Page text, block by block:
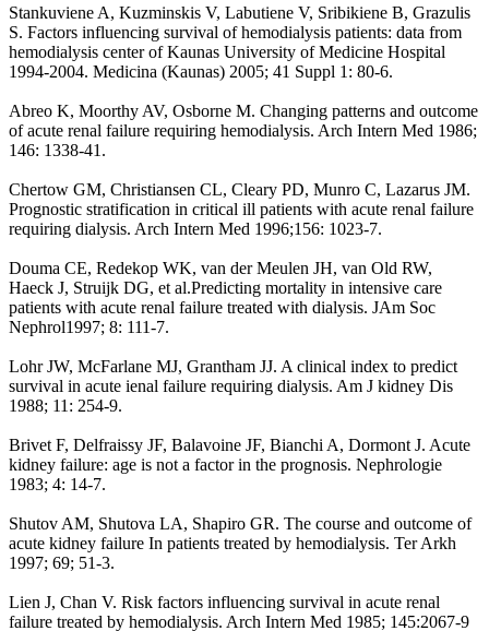
Stankuviene A, Kuzminskis V, Labutiene V, Sribikiene B, Grazulis
S. Factors influencing survival of hemodialysis patients: data from
hemodialysis center of Kaunas University of Medicine Hospital
1994-2004. Medicina (Kaunas) 2005; 41 Suppl 1: 80-6.
Abreo K, Moorthy AV, Osborne M. Changing patterns and outcome
of acute renal failure requiring hemodialysis. Arch Intern Med 1986;
146: 1338-41.
Chertow GM, Christiansen CL, Cleary PD, Munro C, Lazarus JM.
Prognostic stratification in critical ill patients with acute renal failure
requiring dialysis. Arch Intern Med 1996;156: 1023-7.
Douma CE, Redekop WK, van der Meulen JH, van Old RW,
Haeck J, Struijk DG, et al.Predicting mortality in intensive care
patients with acute renal failure treated with dialysis. JAm Soc
Nephrol1997; 8: 111-7.
Lohr JW, McFarlane MJ, Grantham JJ. A clinical index to predict
survival in acute ienal failure requiring dialysis. Am J kidney Dis
1988; 11: 254-9.
Brivet F, Delfraissy JF, Balavoine JF, Bianchi A, Dormont J. Acute
kidney failure: age is not a factor in the prognosis. Nephrologie
1983; 4: 14-7.
Shutov AM, Shutova LA, Shapiro GR. The course and outcome of
acute kidney failure In patients treated by hemodialysis. Ter Arkh
1997; 69; 51-3.
Lien J, Chan V. Risk factors influencing survival in acute renal
failure treated by hemodialysis. Arch Intern Med 1985; 145:2067-9